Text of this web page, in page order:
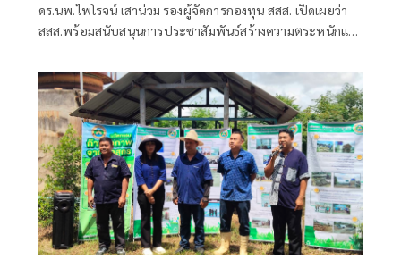
ดร.นพ.ไพโรจน์ เสาน่วม รองผู้จัดการกองทุน สสส. เปิดเผยว่า
สสส.พร้อมสนับสนุนการประชาสัมพันธ์สร้างความตระหนักและ